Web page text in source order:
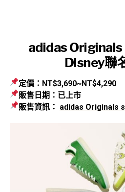
adidas
Disney聯
定價：NT$3,690~NT$4,290
販售日期：已上市
販售資訊： adidas Originals